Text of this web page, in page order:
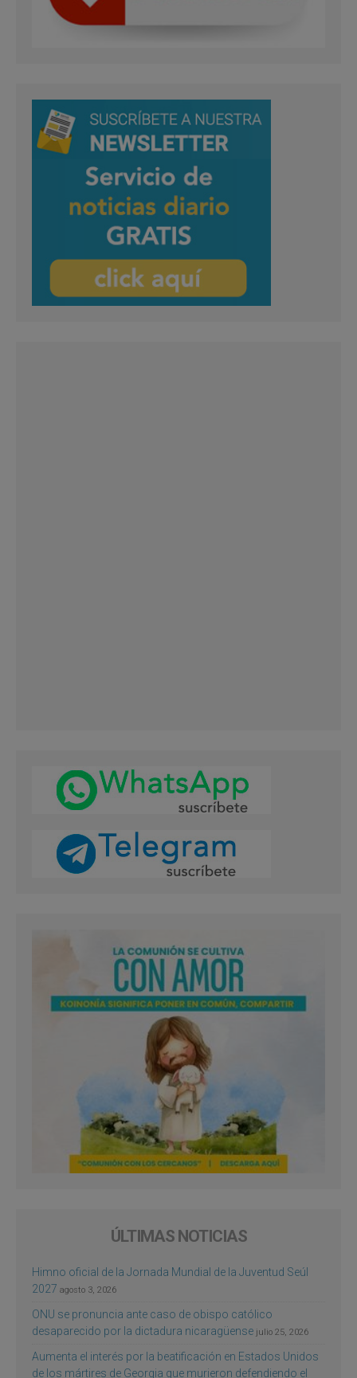
ÚLTIMAS NOTICIAS
Himno oficial de la Jornada Mundial de la Juventud Seúl
2027 agosto 3, 2026
ONU se pronuncia ante caso de obispo católico
desaparecido por la dictadura nicaragüense julio 25, 2026
Aumenta el interés por la beatificación en Estados Unidos
de los mártires de Georgia que murieron defendiendo el